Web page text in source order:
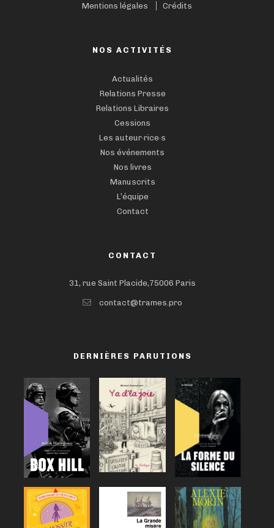
Mentions légales Crédits
NOS ACTIVITÉS
Actualités
Relations Presse
Relations Libraires
Cessions
Les auteur·rice·s
Nos événements
Nos livres
Manuscrits
L’équipe
Contact
CONTACT
31, rue Saint Placide,75006 Paris
contact@trames.pro
DERNIÈRES PARUTIONS